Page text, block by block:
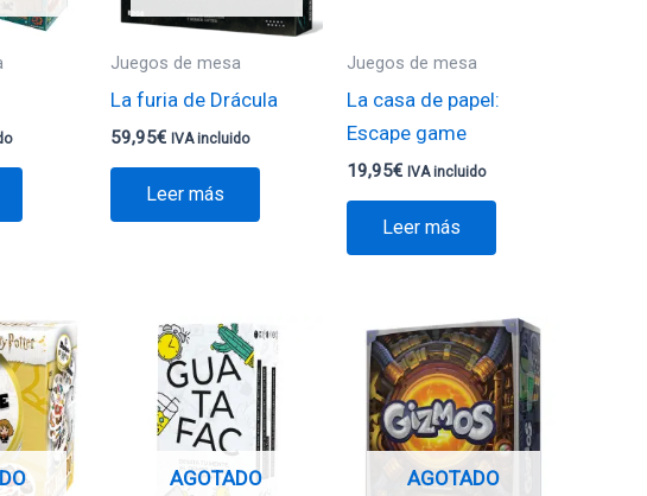
Juegos de mesa
La furia de Drácula
59,95€ IVA incluido
Leer más
Juegos de mesa
La casa de papel:
Escape game
19,95€ IVA incluido
Leer más
AGOTADO AGOTADO